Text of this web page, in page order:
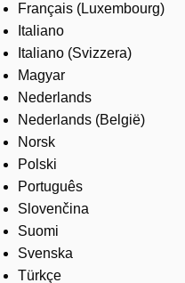
Français (Luxembourg)
Italiano
Italiano (Svizzera)
Magyar
Nederlands
Nederlands (België)
Norsk
Polski
Português
Slovenčina
Suomi
Svenska
Türkçe